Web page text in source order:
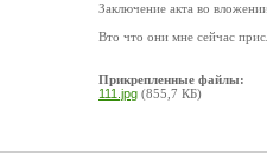
Заключение акта во
Вто что они мне сейчас
Прикрепленные файлы:
111.jpg (855,7 КБ)